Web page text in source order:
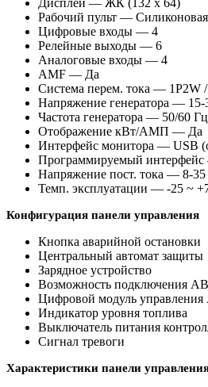
Дисплей — ЖК (132 x 64)
Рабочий пульт — Силиконовая
Цифровые входы — 4
Релейные выходы — 6
Аналоговые входы — 4
AMF — Да
Система перем. тока — 1P2W
Напряжение генератора —
Частота генератора — 50/60 Гц
Отображение кВт/АМП — Да
Интерфейс монитора — USB
Программируемый
Напряжение пост. тока — 8-
Темп. эксплуатации — -25 ~
Конфигурация панели управления
Кнопка аварийной остановки
Центральный автомат защиты
Зарядное устройство
Возможность подключения
Цифровой модуль
Индикатор уровня топлива
Выключатель питания
Сигнал тревоги
Характеристики панели